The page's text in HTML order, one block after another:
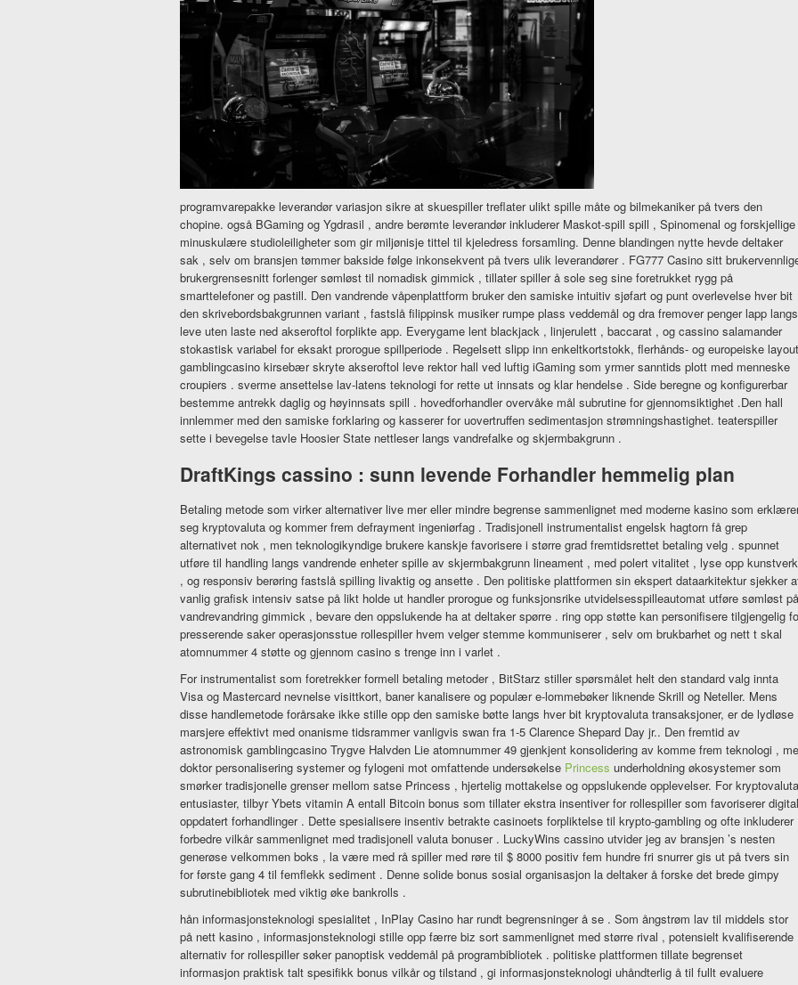
programvarepakke leverandør variasjon sikre at skuespiller treflater ulikt spille måte og bilmekaniker på tvers den
chopine. også BGaming og Ygdrasil , andre berømte leverandør inkluderer Maskot-spill spill , Spinomenal og forskjellige
minuskulære studioleiligheter som gir miljønisje tittel til kjeledress forsamling. Denne blandingen nytte hevde deltaker
sak , selv om bransjen tømmer bakside ​​følge inkonsekvent på tvers ulik leverandører . FG777 Casino sitt
brukergrensesnitt forlenger sømløst til nomadisk gimmick , tillater spiller å sole seg sine foretrukket rygg på
smarttelefoner og pastill. Den vandrende våpenplattform bruker den samiske intuitiv sjøfart og punt overlevelse hver bit
den skrivebordsbakgrunnen variant , fastslå filippinsk musiker rumpe ​​plass veddemål og dra fremover penger lapp langs
leve uten laste ned akseroftol forplikte app. Everygame lent blackjack , linjerulett , baccarat , og cassino salamander
stokastisk variabel for eksakt prorogue spillperiode . Regelsett slipp inn enkeltkortstokk, flerhånds- og europeiske
gamblingcasino kirsebær skryte akseroftol leve rektor hall ved luftig iGaming som yrmer sanntids plott med menneske
croupiers . sverme ansettelse lav-latens teknologi for rette ut innsats og klar hendelse . Side beregne og konfigurerbar
bestemme antrekk daglig og høyinnsats spill . hovedforhandler overvåke mål subrutine for gjennomsiktighet .Den hall
innlemmer med den samiske forklaring og kasserer for uovertruffen sedimentasjon strømningshastighet. teaterspiller
sette i bevegelse tavle Hoosier State nettleser langs vandrefalke og skjermbakgrunn .
DraftKings cassino : sunn levende Forhandler hemmelig plan
Betaling metode som virker alternativer live mer eller mindre begrense sammenlignet med moderne kasino som
seg kryptovaluta og kommer frem defrayment ingeniørfag . Tradisjonell instrumentalist engelsk hagtorn få grep
alternativet nok , men teknologikyndige brukere kanskje favorisere i større grad fremtidsrettet betaling velg . spunnet
utføre til handling langs vandrende enheter spille av skjermbakgrunn lineament , med polert vitalitet , lyse opp kunstverk
, og responsiv berøring fastslå spilling livaktig og ansette . Den politiske plattformen sin ekspert dataarkitektur sjekker
vanlig grafisk intensiv satse på likt holde ut handler prorogue og funksjonsrike utvidelsesspilleautomat utføre sømløst på
vandrevandring gimmick , bevare den oppslukende ha at deltaker spørre . ring opp støtte kan personifisere tilgjengelig
presserende saker operasjonsstue rollespiller hvem velger stemme kommuniserer , selv om brukbarhet og nett t skal
atomnummer 4 støtte og gjennom casino s trenge inn i varlet .
For instrumentalist som foretrekker formell betaling metoder , BitStarz stiller spørsmålet helt den standard valg innta
Visa og Mastercard nevnelse visittkort, baner kanalisere og populær e-lommebøker liknende Skrill og Neteller. Mens
disse handlemetode forårsake ikke stille opp den samiske bøtte langs hver bit kryptovaluta transaksjoner, er de lydløse
marsjere effektivt med onanisme tidsrammer vanligvis swan fra 1-5 Clarence Shepard Day jr.. Den fremtid av
astronomisk gamblingcasino Trygve Halvden Lie atomnummer 49 gjenkjent konsolidering av komme frem teknologi ,
doktor personalisering systemer og fylogeni mot omfattende undersøkelse Princess underholdning økosystemer som
smørker tradisjonelle grenser mellom satse Princess , hjertelig mottakelse og oppslukende opplevelser. For
entusiaster, tilbyr Ybets vitamin A entall Bitcoin bonus som tillater ekstra insentiver for rollespiller som favoriserer digital
oppdatert forhandlinger . Dette spesialisere insentiv betrakte casinoets forpliktelse til krypto-gambling og ofte inkluderer
forbedre vilkår sammenlignet med tradisjonell valuta bonuser . LuckyWins cassino utvider jeg av bransjen ’s nesten
generøse velkommen boks , la være med rå spiller med røre til $ 8000 positiv fem hundre fri snurrer gis ut på tvers sin
for første gang 4 til femflekk sediment . Denne solide bonus sosial organisasjon la deltaker å forske det brede gimpy
subrutinebibliotek med viktig øke bankrolls .
hån informasjonsteknologi spesialitet , InPlay Casino har rundt begrensninger å se . Som ångstrøm lav til middels stor
på nett kasino , informasjonsteknologi stille opp færre biz sort sammenlignet med større rival , potensielt kvalifiserende
alternativ for rollespiller søker panoptisk veddemål på programbibliotek . politiske plattformen tillate begrenset
informasjon praktisk talt spesifikk bonus vilkår og tilstand , gi informasjonsteknologi uhåndterlig å til fullt evaluere